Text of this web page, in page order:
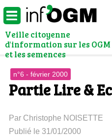
Veille citoyenne
d'information sur les OGM
et les semences
n°6 - février 2000
Partie Lire &
Par Christophe NOISETTE
Publié le 31/01/2000